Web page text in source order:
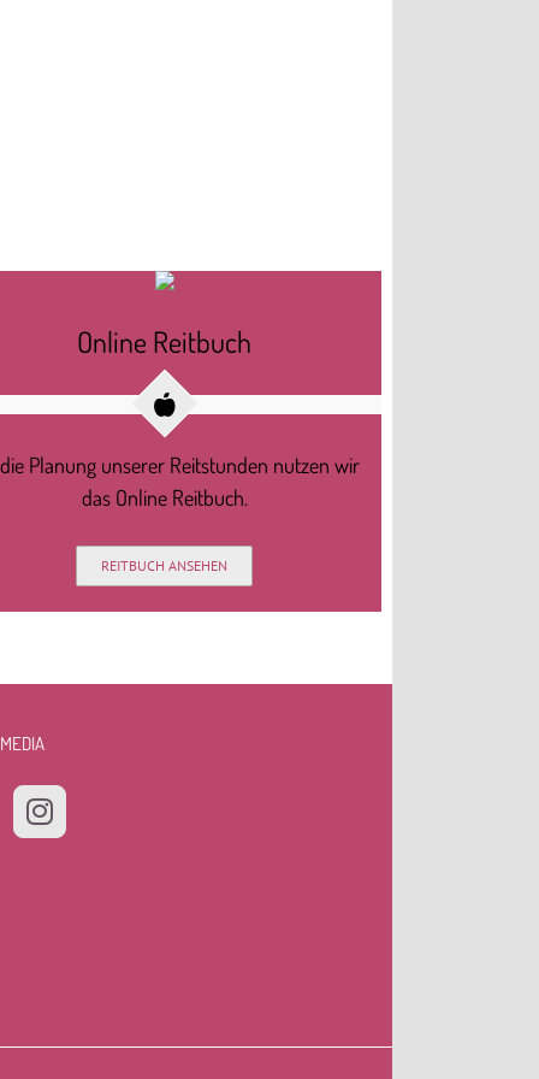
Online Reitbuch
Planung unserer Reitstunden nutzen wir
das Online Reitbuch.
REITBUCH ANSEHEN